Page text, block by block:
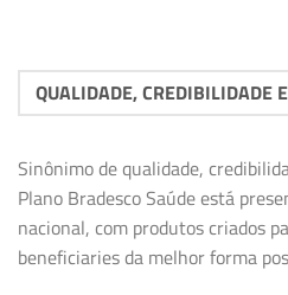
QUALIDADE, CREDIBILIDADE
Sinônimo de qualidade,
Plano Bradesco Saúde está
nacional, com produtos criados
beneficiaries da melhor forma